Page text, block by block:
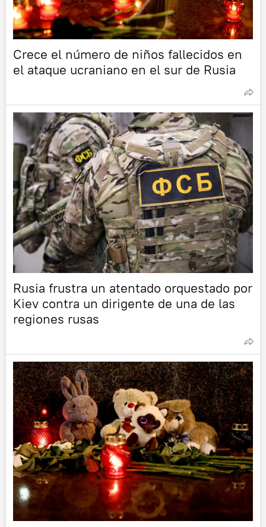
Crece el número de niños fallecidos en
el ataque ucraniano en el sur de Rusia
Rusia frustra un atentado orquestado por
Kiev contra un dirigente de una de las
regiones rusas